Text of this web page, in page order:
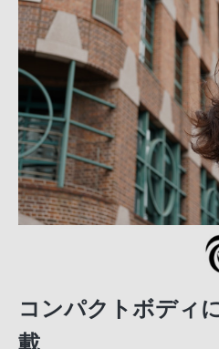
コンパクトボディ
載